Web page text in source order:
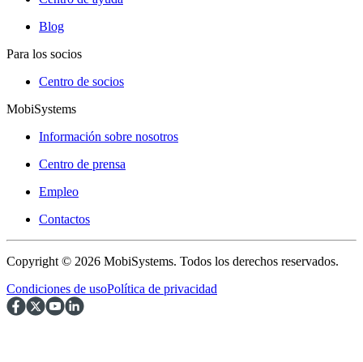
Blog
Para los socios
Centro de socios
MobiSystems
Información sobre nosotros
Centro de prensa
Empleo
Contactos
Copyright © 2026 MobiSystems. Todos los derechos reservados.
Condiciones de usoPolítica de privacidad